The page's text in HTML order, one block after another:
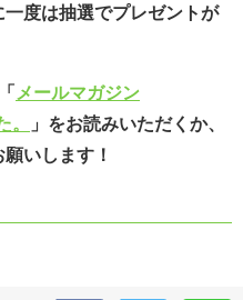
度は抽選でプレゼントが
メールマガジン
」をお読みいただくか、
いします！